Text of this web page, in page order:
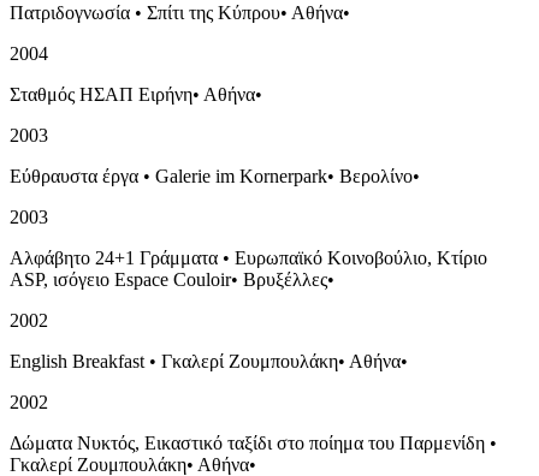
Πατριδογνωσία • Σπίτι της Κύπρου• Αθήνα•
2004
Σταθμός ΗΣΑΠ Ειρήνη• Αθήνα•
2003
Εύθραυστα έργα • Galerie im Kornerpark• Βερολίνο•
2003
Αλφάβητο 24+1 Γράμματα • Ευρωπαϊκό Κοινοβούλιο, Κτίριο
ASP, ισόγειο Espace Couloir• Βρυξέλλες•
2002
English Breakfast • Γκαλερί Ζουμπουλάκη• Αθήνα•
2002
Δώματα Νυκτός, Εικαστικό ταξίδι στο ποίημα του Παρμενίδη •
Γκαλερί Ζουμπουλάκη• Αθήνα•